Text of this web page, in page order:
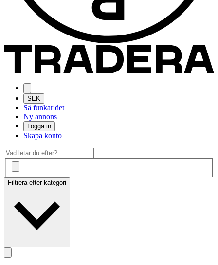
SEK
Så funkar det
Ny annons
Logga in
Skapa konto
Filtrera efter kategori